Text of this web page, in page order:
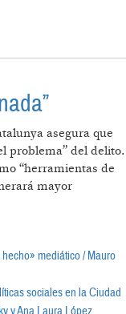
BUENOS AIRES
asegura que
problema” del delito.
“herramientas de
mayor
mediático / Mauro
sociales en la Ciudad